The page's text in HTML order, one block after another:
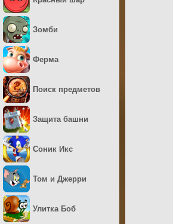
Зомби
Ферма
Поиск предметов
Защита башни
Соник Икс
Том и Джерри
Улитка Боб